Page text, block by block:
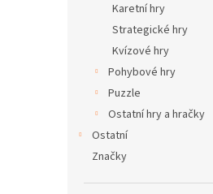
Karetní hry
Strategické hry
Kvízové hry
Pohybové hry
Puzzle
Ostatní hry a hračky
Ostatní
Značky